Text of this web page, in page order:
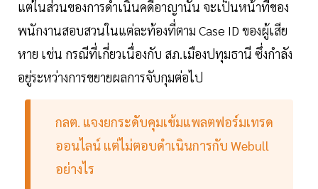
แต่ในส่วนของการดำเนินคดีอาญานั้น จะเป็นหน้าที่ของ
พนักงานสอบสวนในแต่ละท้องที่ตาม Case ID ของผู้เสีย
หาย เช่น กรณีที่เกี่ยวเนื่องกับ สภ.เมืองปทุมธานี ซึ่งกำลัง
อยู่ระหว่างการขยายผลการจับกุมต่อไป
กลต. แจงยกระดับคุมเข้มแพลตฟอร์มเทรด
ออนไลน์ แต่ไม่ตอบดำเนินการกับ Webull
อย่างไร